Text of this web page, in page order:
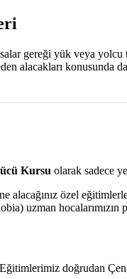
gereği yük veya yolcu
alacakları konusunda
Kursu olarak sadece
özel
uzman hocalarımızın
Eğitimlerimiz doğrudan